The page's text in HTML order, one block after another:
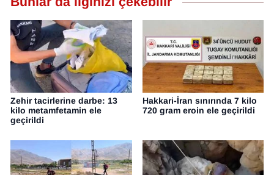
Zehir tacirlerine darbe: 13
kilo metamfetamin ele
geçirildi
Hakkari-İran sınırında 7 kilo
720 gram eroin ele geçirildi